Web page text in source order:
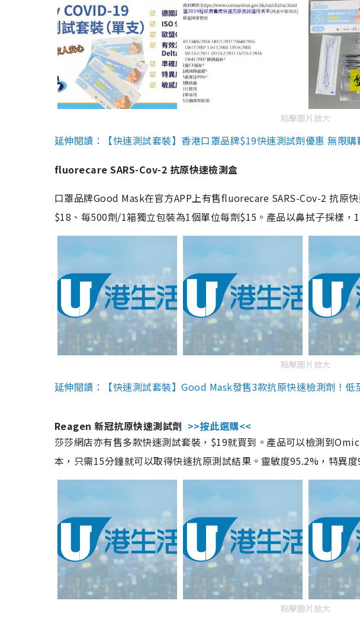
點擊圖片放大
延伸閱讀：【快速測試套裝】香港口罩品牌$19快速測試劑優惠 無限
fluorecare SARS-Cov-2 抗原快速檢測盒
口罩品牌Good Mask在官方APP上有售fluorecare SARS-Cov-2 抗原
$18、每500劑/1箱獨立包裝為1個單位每劑$15。產品以鼻拭子採樣，
點擊圖片放大
延伸閱讀：【快速測試套裝】Good Mask發售3款抗原快速檢測劑！
Reagen 新冠抗原快速測試劑 >>按此選購<<
莎莎網店亦有售多款快速測試套裝，$19就買到。產品可以檢測到
本，只需15分鐘就可以取得快速抗原測試結果。靈敏度95.2%，特異度
點擊圖片放大